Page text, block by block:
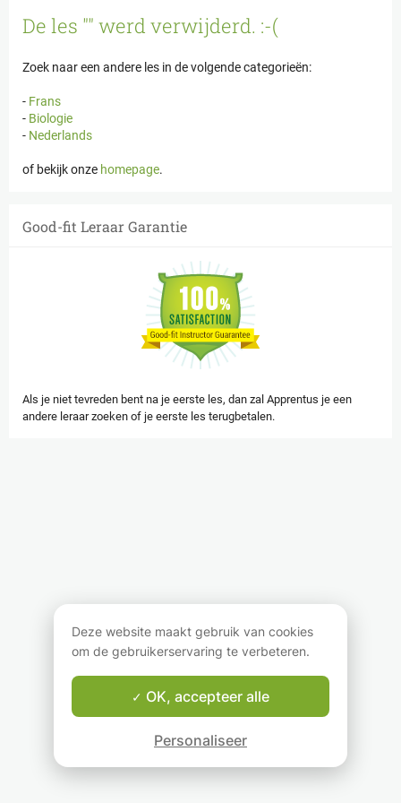
De les "" werd verwijderd. :-(
Zoek naar een andere les in de volgende categorieën:
- Frans
- Biologie
- Nederlands
of bekijk onze homepage.
Good-fit Leraar Garantie
Als je niet tevreden bent na je eerste les, dan zal Apprentus je een
andere leraar zoeken of je eerste les terugbetalen.
Deze website maakt gebruik van cookies
om de gebruikerservaring te verbeteren.
OK, accepteer alle
Personaliseer